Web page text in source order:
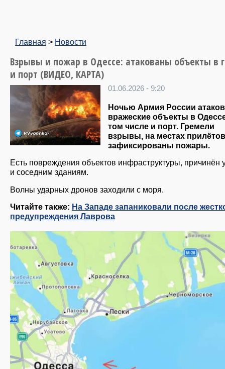
Главная > Новости
Взрывы и пожар в Одессе: атакованы объекты в
и порт (ВИДЕО, КАРТА)
01.06.2026 - 9:20
Ночью Армия России
вражеские объекты в
том числе и порт. Гремели
взрывы, на местах прилётов
зафиксированы пожары.
Есть повреждения объектов инфраструктуры, причинён
и соседним зданиям.
Волны ударных дронов заходили с моря.
Читайте также: На Западе запаниковали после
предупреждения Лаврова